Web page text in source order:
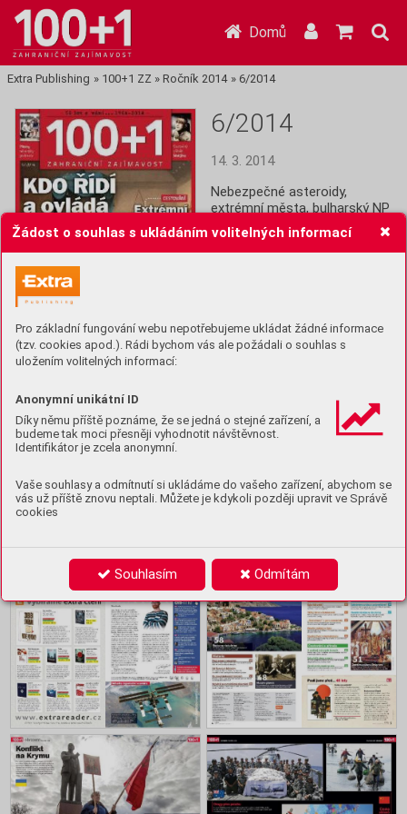
Žádost o souhlas s ukládáním volitelných informací
Pro základní fungování webu nepotřebujeme ukládat žádné informace
(tzv. cookies apod.). Rádi bychom vás ale požádali o souhlas s
uložením volitelných informací:
Anonymní unikátní ID
Díky němu příště poznáme, že se jedná o stejné zařízení, a
budeme tak moci přesněji vyhodnotit návštěvnost.
Identifikátor je zcela anonymní.
Vaše souhlasy a odmítnutí si ukládáme do vašeho zařízení, abychom se
vás už příště znovu neptali. Můžete je kdykoli později upravit ve Správě
cookies
Souhlasím Odmítám
Domů
Extra Publishing » 100+1 ZZ » Ročník 2014 » 6/2014
6/2014
14. 3. 2014
Nebezpečné asteroidy,
extrémní města, bulharský NP
Pirin, jak chutná reality show,
fotoeditorial: pořádná zima,
vesmír u vás doma, mamánci,
zklamání, znovuzrozené
Řecko
Předplatit
Koupit archiv
Obsah